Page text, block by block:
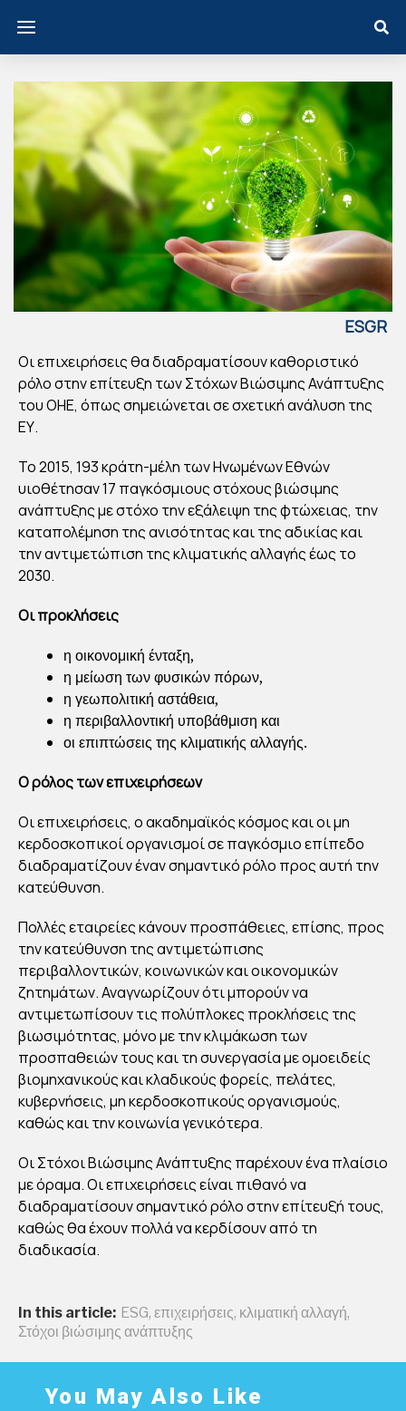
ESGR
ΕΥ:
Ο
ΤΩ
Ν
ΕΠΙ
Σ
ΒΙΩ
ΑΝ
ΞΗ
024
Οι επιχειρήσεις θα διαδραματίσουν καθοριστικό
ρόλο στην επίτευξη των Στόχων Βιώσιμης Ανάπτυξης
του ΟΗΕ, όπως σημειώνεται σε σχετική ανάλυση της
ΕΥ.
Το 2015, 193 κράτη-μέλη των Ηνωμένων Εθνών
υιοθέτησαν 17 παγκόσμιους στόχους βιώσιμης
ανάπτυξης με στόχο την εξάλειψη της φτώχειας, την
καταπολέμηση της ανισότητας και της αδικίας και
την αντιμετώπιση της κλιματικής αλλαγής έως το
2030.
Οι προκλήσεις
η οικονομική ένταξη,
η μείωση των φυσικών πόρων,
η γεωπολιτική αστάθεια,
η περιβαλλοντική υποβάθμιση και
οι επιπτώσεις της κλιματικής αλλαγής.
Ο ρόλος των επιχειρήσεων
Οι επιχειρήσεις, ο ακαδημαϊκός κόσμος και οι μη
κερδοσκοπικοί οργανισμοί σε παγκόσμιο επίπεδο
διαδραματίζουν έναν σημαντικό ρόλο προς αυτή την
κατεύθυνση.
Πολλές εταιρείες κάνουν προσπάθειες, επίσης, προς
την κατεύθυνση της αντιμετώπισης
περιβαλλοντικών, κοινωνικών και οικονομικών
ζητημάτων. Αναγνωρίζουν ότι μπορούν να
αντιμετωπίσουν τις πολύπλοκες προκλήσεις της
βιωσιμότητας, μόνο με την κλιμάκωση των
προσπαθειών τους και τη συνεργασία με ομοειδείς
βιομηχανικούς και κλαδικούς φορείς, πελάτες,
κυβερνήσεις, μη κερδοσκοπικούς οργανισμούς,
καθώς και την κοινωνία γενικότερα.
Οι Στόχοι Βιώσιμης Ανάπτυξης παρέχουν ένα πλαίσιο
με όραμα. Οι επιχειρήσεις είναι πιθανό να
διαδραματίσουν σημαντικό ρόλο στην επίτευξή τους,
καθώς θα έχουν πολλά να κερδίσουν από τη
διαδικασία.
In this article: ESG, επιχειρήσεις, κλιματική αλλαγή,
Στόχοι βιώσιμης ανάπτυξης
You May Also Like